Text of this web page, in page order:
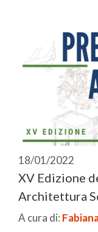
18/01/2022
XV Edizione
Architettura
A cura di: